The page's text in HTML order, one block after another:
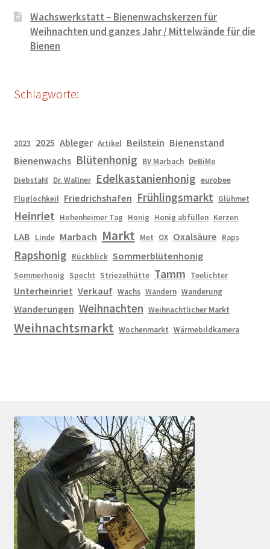
Wachswerkstatt – Bienenwachskerzen für
Weihnachten und ganzes Jahr / Mittelwände für die
Bienen
Schlagworte:
2023 2025 Ableger Artikel Beilstein Bienenstand
Bienenwachs Blütenhonig BV Marbach DeBiMo
Diebstahl Dr. Wallner Edelkastanienhonig eurobee
Fluglochkeil Friedrichshafen Frühlingsmarkt Glühmet
Heinriet Hohenheimer Tag Honig Honig abfüllen Kerzen
LAB Linde Marbach Markt Met OX Oxalsäure Raps
Rapshonig Rückblick Sommerblütenhonig
Sommerhonig Specht Striezelhütte Tamm Teelichter
Unterheinriet Verkauf Wachs Wandern Wanderung
Wanderungen Weihnachten Weihnachtlicher Markt
Weihnachtsmarkt Wochenmarkt Wärmebildkamera